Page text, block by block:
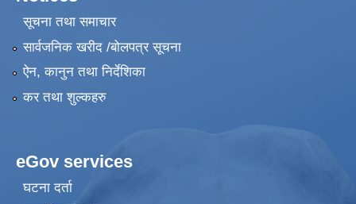
सूचना तथा समाचार
सार्वजनिक खरीद /बोलपत्र सूचना
ऐन, कानुन तथा निर्देशिका
कर तथा शुल्कहरु
eGov services
घटना दर्ता